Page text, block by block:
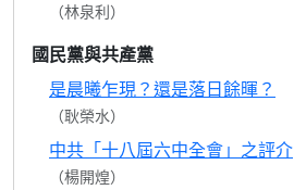
（林泉利）
國民黨與共產黨
是晨曦乍現？還是落日餘暉？
（耿榮水）
中共「十八屆六中全會」之評介
（楊開煌）